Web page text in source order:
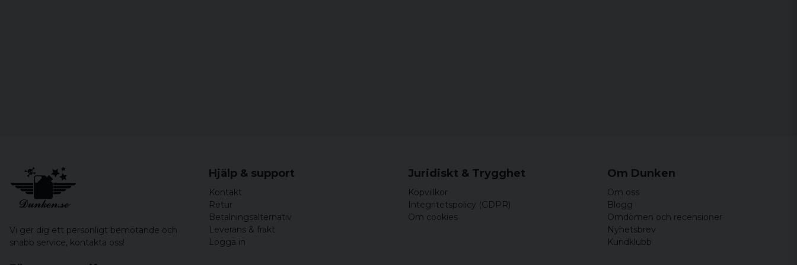
Vi ger dig ett personligt bemötande och
snabb service, kontakta oss!
Hjälp & support
Kontakt
Retur
Betalningsalternativ
Leverans & frakt
Logga in
Juridiskt & Trygghet
Köpvillkor
Integritetspolicy (GDPR)
Om cookies
Om Dunken
Om oss
Blogg
Omdömen och recensioner
Nyhetsbrev
Kundklubb